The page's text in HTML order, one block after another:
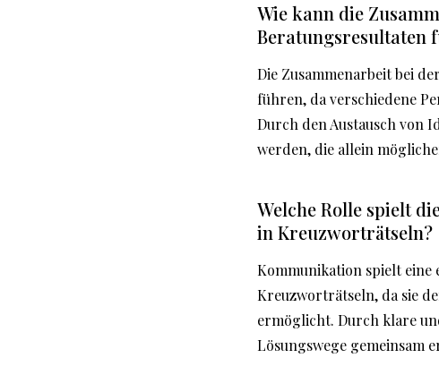
Wie kann die
Beratungsresultaten
Die Zusammenarbeit bei
führen, da verschiedene
Durch den Austausch von
werden, die allein
Welche Rolle spielt
in Kreuzworträtseln?
Kommunikation spielt eine
Kreuzworträtseln, da sie
ermöglicht. Durch klare
Lösungswege gemeinsam